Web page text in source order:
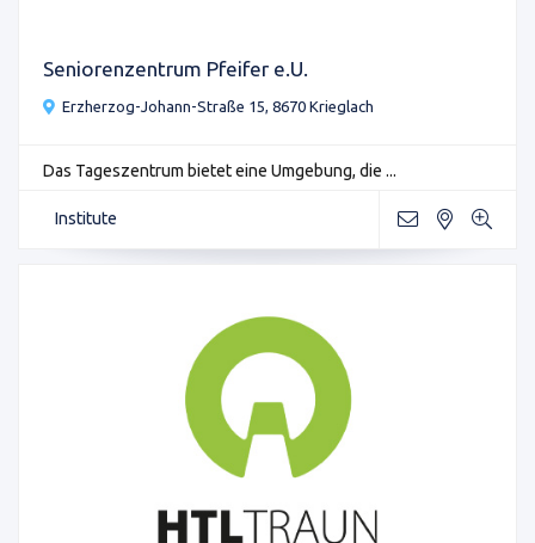
Seniorenzentrum Pfeifer e.U.
Erzherzog-Johann-Straße 15, 8670 Krieglach
Das Tageszentrum bietet eine Umgebung, die ...
Institute